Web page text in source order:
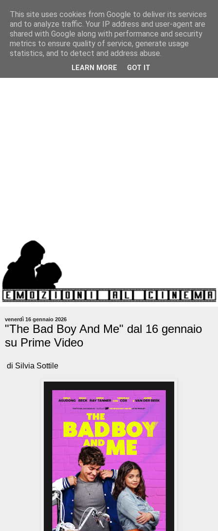
venerdì 16 gennaio 2026
"The Bad Boy And Me" dal 16 gennaio
su Prime Video
di Silvia Sottile
This site uses cookies from Google to deliver its services
and to analyze traffic. Your IP address and user-agent are
shared with Google along with performance and security
metrics to ensure quality of service, generate usage
statistics, and to detect and address abuse.
LEARN MORE GOT IT